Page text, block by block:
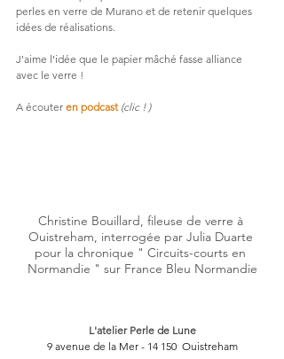
perles en verre de Murano et de retenir quelques
idées de réalisations.
J'aime l'idée que le papier mâché fasse alliance
avec le verre !
A écouter en podcast (clic ! )
Christine Bouillard, fileuse de verre à
Ouistreham, interrogée par Julia Duarte
pour la chronique " Circuits-courts en
Normandie " sur France Bleu Normandie
L'atelier Perle de Lune
9 avenue de la Mer - 14 150  Ouistreham